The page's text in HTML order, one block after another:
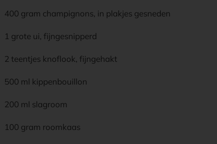
400 gram champignons, in plakjes gesneden
1 grote ui, fijngesnipperd
2 teentjes knoflook, fijngehakt
500 ml kippenbouillon
200 ml slagroom
100 gram roomkaas